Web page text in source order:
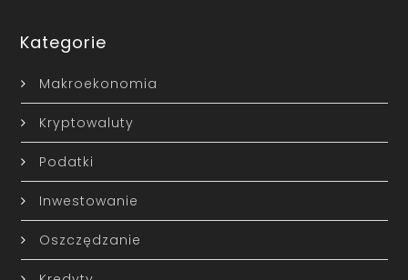
Kategorie
Makroekonomia
Kryptowaluty
Podatki
Inwestowanie
Oszczędzanie